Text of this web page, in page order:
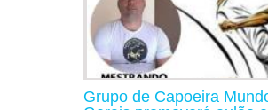
Grupo de Capoeira